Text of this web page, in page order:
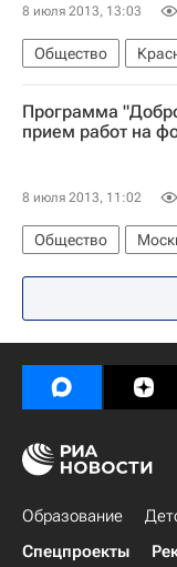
8 июля 2013, 13:03
Общество
Жизнь без преград
Европа
Детские вопросы
Программа
прием работ на
8 июля 2013, 11:02
Общество
Центральный ФО
Образование
Спецпроекты